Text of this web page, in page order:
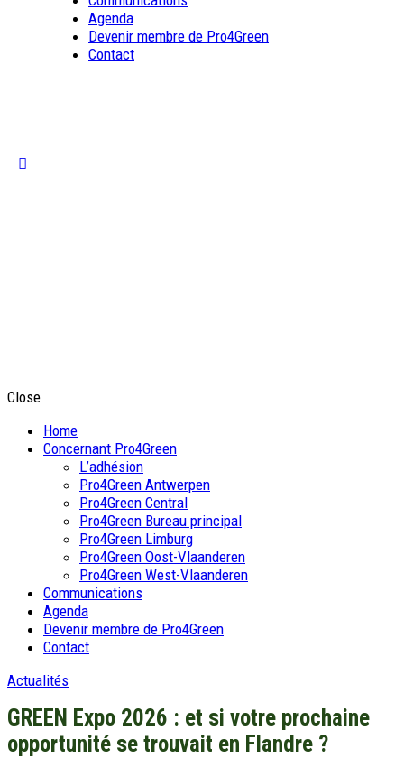
Agenda
Devenir membre de Pro4Green
Contact
Close
Home
Concernant Pro4Green
L’adhésion
Pro4Green Antwerpen
Pro4Green Central
Pro4Green Bureau principal
Pro4Green Limburg
Pro4Green Oost-Vlaanderen
Pro4Green West-Vlaanderen
Communications
Agenda
Devenir membre de Pro4Green
Contact
Actualités
GREEN Expo 2026 : et si votre prochaine
opportunité se trouvait en Flandre ?